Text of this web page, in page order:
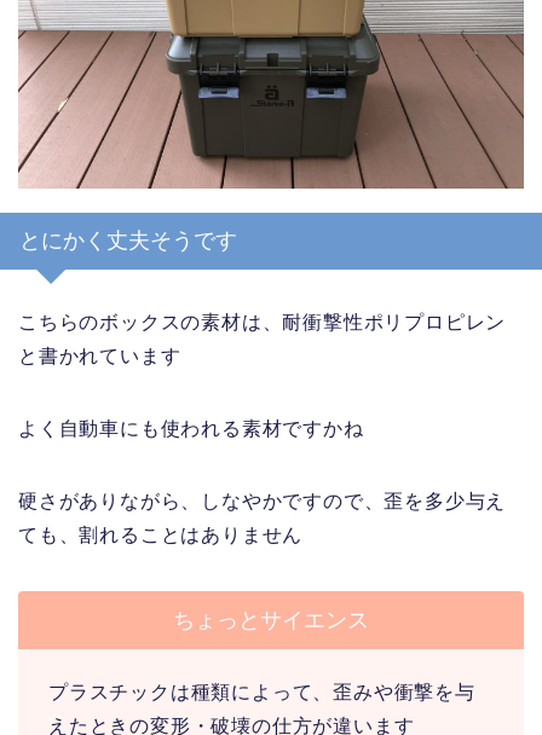
とにかく丈夫そうです
こちらのボックスの素材は、耐衝撃性ポリプロピレン
と書かれています
よく自動車にも使われる素材ですかね
硬さがありながら、しなやかですので、歪を多少与え
ても、割れることはありません
ちょっとサイエンス
プラスチックは種類によって、歪みや衝撃を与
えたときの変形・破壊の仕方が違います